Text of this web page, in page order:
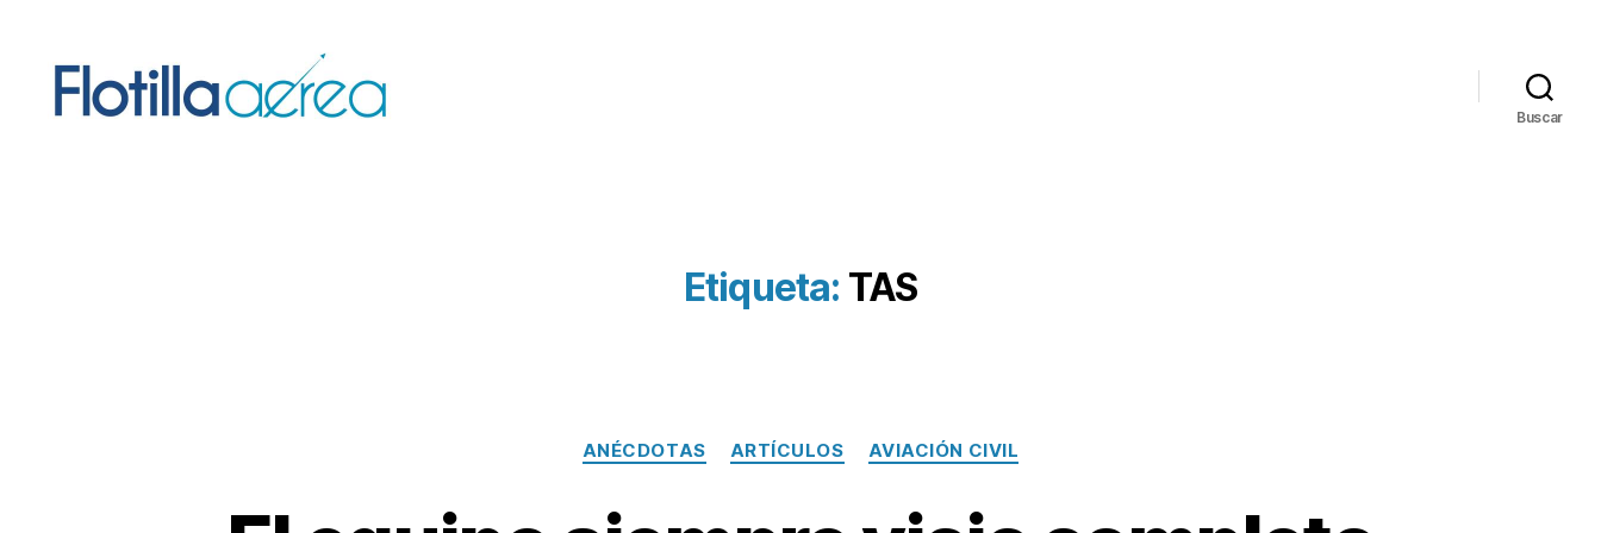
Buscar
Etiqueta: TAS
Categorías
ANÉCDOTAS ARTÍCULOS AVIACIÓN CIVIL